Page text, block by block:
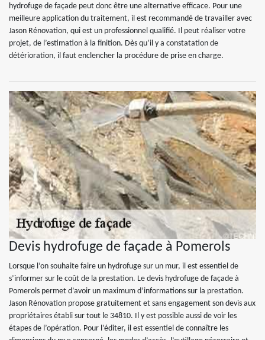
hydrofuge de façade peut donc être une alternative efficace. Pour une
meilleure application du traitement, il est recommandé de travailler avec
Jason Rénovation, qui est un professionnel qualifié. Il peut réaliser votre
projet, de l’estimation à la finition. Dès qu’il y a constatation de
détérioration, il faut enclencher la procédure de prise en charge.
Devis hydrofuge de façade à Pomerols
Lorsque l’on souhaite faire un hydrofuge sur un mur, il est essentiel de
s’informer sur le coût de la prestation. Le devis hydrofuge de façade à
Pomerols permet d’avoir un maximum d’informations sur la prestation.
Jason Rénovation propose gratuitement et sans engagement son devis aux
propriétaires établi sur tout le 34810. Il y est possible aussi de voir les
étapes de l’opération. Pour l’éditer, il est essentiel de connaître les